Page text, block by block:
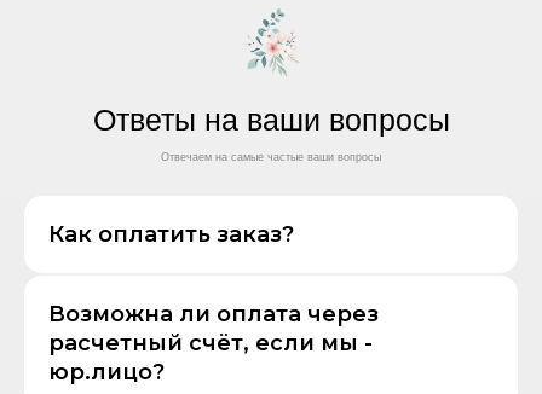
Ответы на ваши вопросы
Отвечаем на самые частые ваши вопросы
Как оплатить заказ?
Возможна ли оплата через
расчетный счёт, если мы -
юр.лицо?